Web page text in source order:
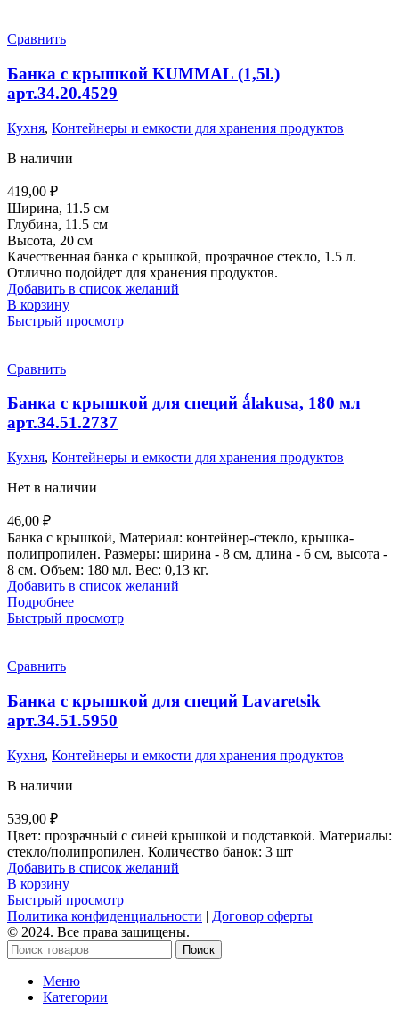
Сравнить
Банка с крышкой KUMMAL (1,5l.)
арт.34.20.4529
Кухня, Контейнеры и емкости для хранения продуктов
В наличии
419,00 ₽
Ширина, 11.5 см
Глубина, 11.5 см
Высота, 20 см
Качественная банка с крышкой, прозрачное стекло, 1.5 л.
Отлично подойдет для хранения продуктов.
Добавить в список желаний
В корзину
Быстрый просмотр
Сравнить
Банка с крышкой для специй ǻlakusa, 180 мл
арт.34.51.2737
Кухня, Контейнеры и емкости для хранения продуктов
Нет в наличии
46,00 ₽
Банка с крышкой, Материал: контейнер-стекло, крышка-
полипропилен. Размеры: ширина - 8 см, длина - 6 см, высота -
8 см. Объем: 180 мл. Вес: 0,13 кг.
Добавить в список желаний
Подробнее
Быстрый просмотр
Сравнить
Банка с крышкой для специй Lavaretsik
арт.34.51.5950
Кухня, Контейнеры и емкости для хранения продуктов
В наличии
539,00 ₽
Цвет: прозрачный с синей крышкой и подставкой. Материалы:
стекло/полипропилен. Количество банок: 3 шт
Добавить в список желаний
В корзину
Быстрый просмотр
Политика конфиденциальности | Договор оферты
© 2024. Все права защищены.
Поиск
Меню
Категории